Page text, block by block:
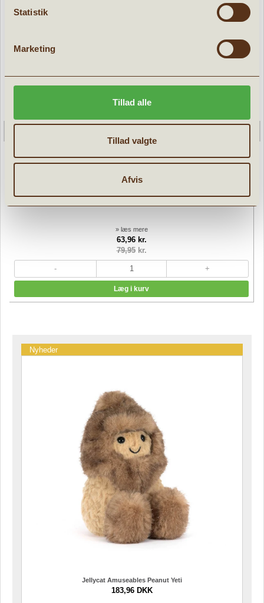
Statistik
Marketing
Tillad alle
Tillad valgte
Afvis
» læs mere
63,96 kr.
79,95kr.
Nyheder
Jellycat Amuseables Peanut Yeti
183,96 DKK